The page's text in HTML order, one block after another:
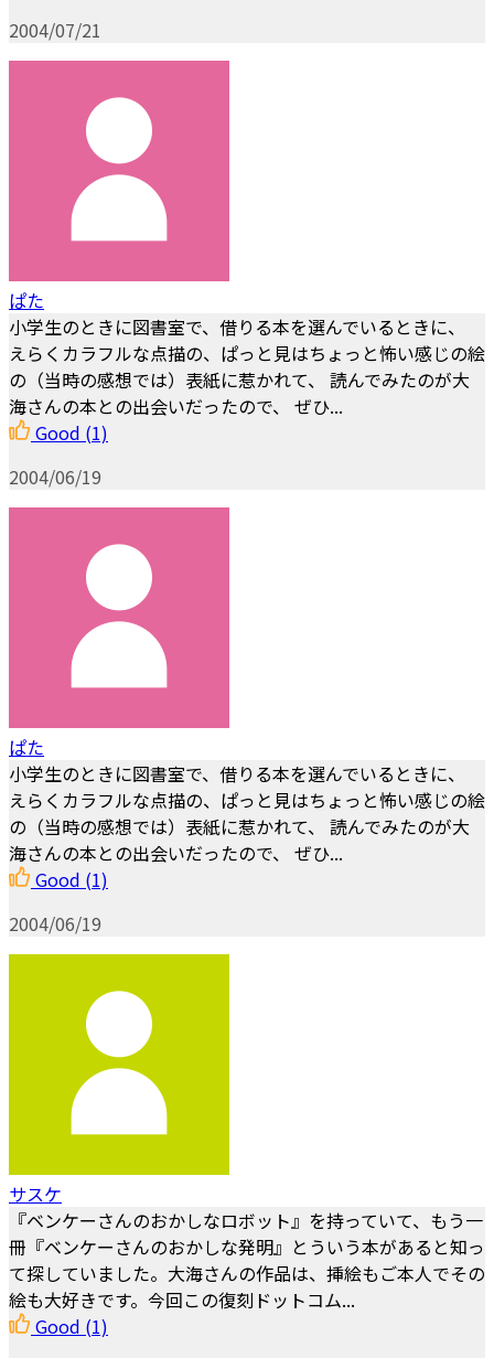
2004/07/21
ぱた
小学生のときに図書室で、借りる本を選んでいるときに、
えらくカラフルな点描の、ぱっと見はちょっと怖い感じの絵
の（当時の感想では）表紙に惹かれて、 読んでみたのが大
海さんの本との出会いだったので、 ぜひ...
Good (1)
2004/06/19
ぱた
小学生のときに図書室で、借りる本を選んでいるときに、
えらくカラフルな点描の、ぱっと見はちょっと怖い感じの絵
の（当時の感想では）表紙に惹かれて、 読んでみたのが大
海さんの本との出会いだったので、 ぜひ...
Good (1)
2004/06/19
サスケ
『ベンケーさんのおかしなロボット』を持っていて、もう一
冊『ベンケーさんのおかしな発明』とういう本があると知っ
て探していました。大海さんの作品は、挿絵もご本人でその
絵も大好きです。今回この復刻ドットコム...
Good (1)